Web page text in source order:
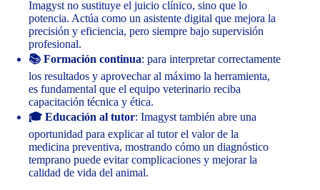
Imagyst no sustituye el juicio clínico, sino que lo
potencia. Actúa como un asistente digital que mejora la
precisión y eficiencia, pero siempre bajo supervisión
profesional.
📚 Formación continua: para interpretar correctamente
los resultados y aprovechar al máximo la herramienta,
es fundamental que el equipo veterinario reciba
capacitación técnica y ética.
🎓 Educación al tutor: Imagyst también abre una
oportunidad para explicar al tutor el valor de la
medicina preventiva, mostrando cómo un diagnóstico
temprano puede evitar complicaciones y mejorar la
calidad de vida del animal.